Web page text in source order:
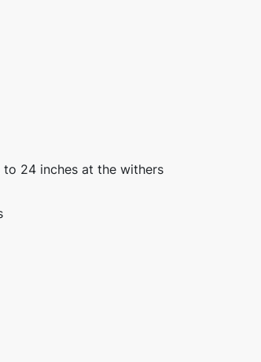
to 24 inches at the withers